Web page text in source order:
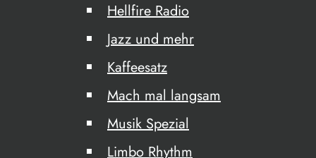
Hellfire Radio
Jazz und mehr
Kaffeesatz
Mach mal langsam
Musik Spezial
Limbo Rhythm